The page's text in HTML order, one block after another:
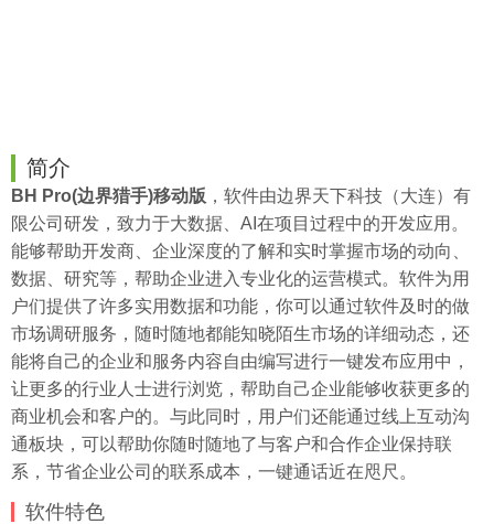
简介
BH Pro(边界猎手)移动版 ，软件由边界天下科技（大连）有
限公司研发，致力于大数据、AI在项目过程中的开发应用。
能够帮助开发商、企业深度的了解和实时掌握市场的动向、
数据、研究等，帮助企业进入专业化的运营模式。软件为用
户们提供了许多实用数据和功能，你可以通过软件及时的做
市场调研服务，随时随地都能知晓陌生市场的详细动态，还
能将自己的企业和服务内容自由编写进行一键发布应用中，
让更多的行业人士进行浏览，帮助自己企业能够收获更多的
商业机会和客户的。与此同时，用户们还能通过线上互动沟
通板块，可以帮助你随时随地了与客户和合作企业保持联
系，节省企业公司的联系成本，一键通话近在咫尺。
软件特色